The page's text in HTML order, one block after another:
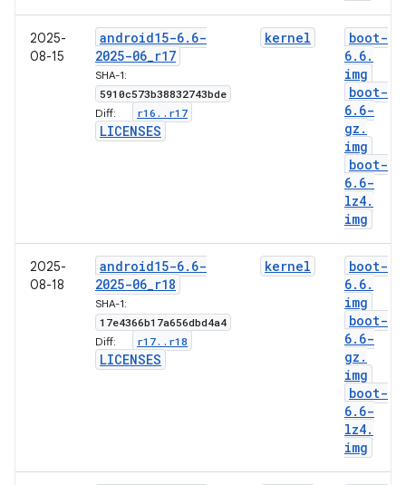
2025-
08-15
android15-6. 6-
2025-06_r17
SHA-1:
5910c573b38832743bde
Diff: r16 . . r17
LICENSES
kernel
boot-
6. 6.
img
boot-
6. 6-
gz .
img
boot-
6. 6-
lz4.
img
2025-
08-18
android15-6. 6-
2025-06_r18
SHA-1:
17e4366b17a656dbd4a4
Diff: r17. . r18
LICENSES
kernel
boot-
6. 6.
img
boot-
6. 6-
gz .
img
boot-
6. 6-
lz4.
img